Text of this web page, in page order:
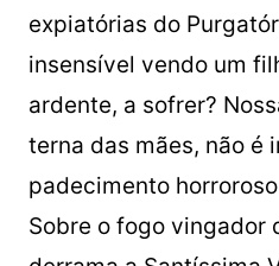
expiatórias do
insensível vendo um
ardente, a sofrer?
terna das mães, não é
padecimento
Sobre o fogo vingador